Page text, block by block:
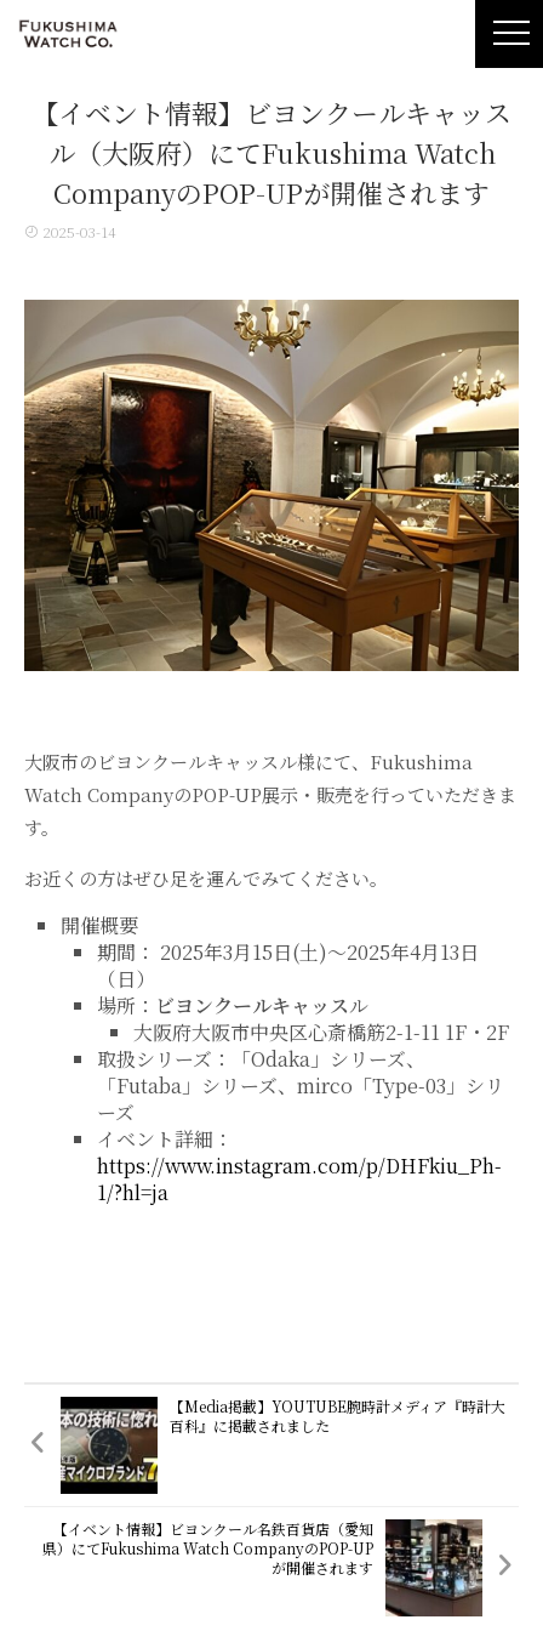
【イベント情報】ビヨンクールキャッス
ル（大阪府）にてFukushima Watch
CompanyのPOP-UPが開催されます
2025-03-14
大阪市のビヨンクールキャッスル様にて、Fukushima
Watch CompanyのPOP-UP展示・販売を行っていただきま
す。
お近くの方はぜひ足を運んでみてください。
開催概要
期間： 2025年3月15日(土)〜2025年4月13日
（日）
場所： ビヨンクールキャッスル
大阪府大阪市中央区心斎橋筋2-1-11 1F・2F
取扱シリーズ：「Odaka」シリーズ、
「Futaba」シリーズ、mirco「Type-03」シリ
ーズ
イベント詳細：
https://www.instagram.com/p/DHFkiu_Ph-
1/?hl=ja
【Media掲載】YOUTUBE腕時計メディア『時計大
百科』に掲載されました
【イベント情報】ビヨンクール名鉄百貨店（愛知
県）にてFukushima Watch CompanyのPOP-UP
が開催されます